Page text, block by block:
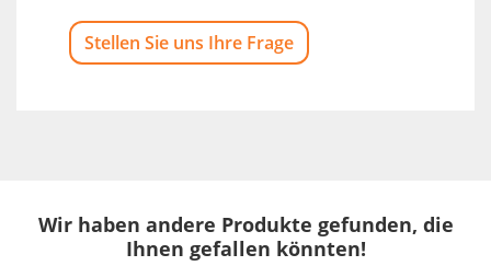
Stellen Sie uns Ihre Frage
Wir haben andere Produkte gefunden, die
Ihnen gefallen könnten!